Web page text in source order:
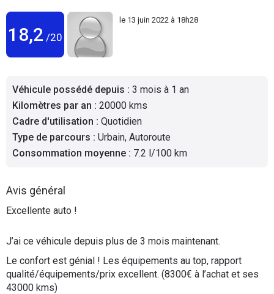
Utilitaires
Flottes
Auto
Services
Moto
18,2 /20
le 13 juin 2022 à 18h28
Véhicule possédé depuis : 3 mois à 1 an
Kilomètres par an : 20000 kms
Cadre d'utilisation : Quotidien
Type de parcours : Urbain, Autoroute
Consommation moyenne : 7.2 l/100 km
Avis général
Excellente auto !
J’ai ce véhicule depuis plus de 3 mois maintenant.
Le confort est génial ! Les équipements au top, rapport
qualité/équipements/prix excellent. (8300€ à l’achat et ses
43000 kms)